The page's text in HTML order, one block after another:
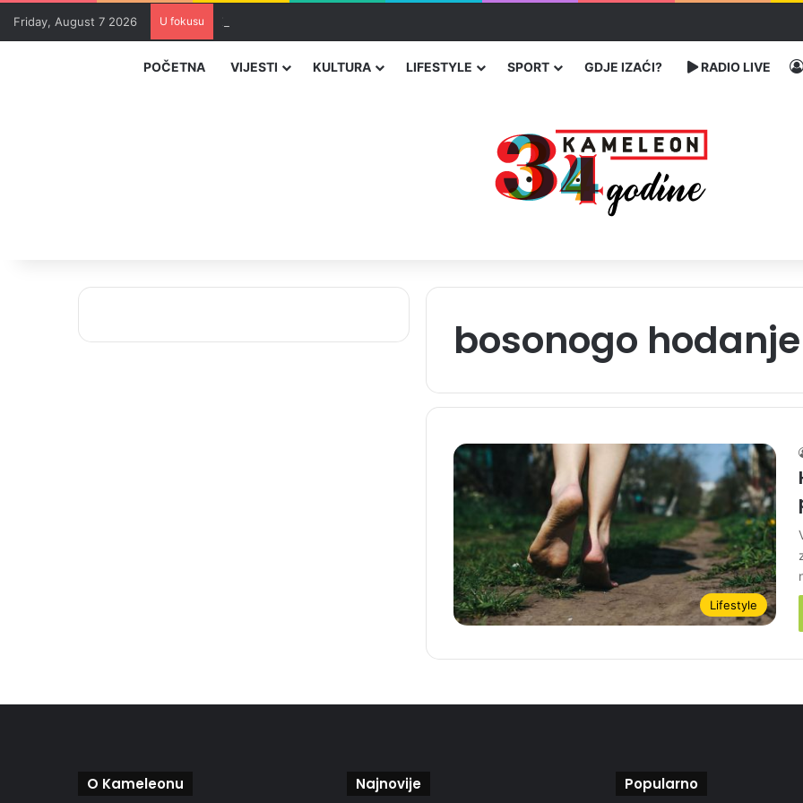
Friday, August 7 2026 U fokusu
POČETNA VIJESTI KULTURA LIFESTYLE SPORT GDJE IZAĆI? RADIO LIVE
bosonogo hodanje
Lifestyle
O Kameleonu Najnovije Popularno